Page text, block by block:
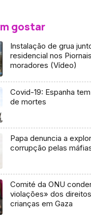
gostar
Instalação de grua
residencial nos
moradores (Vídeo)
Covid-19: Espanha
de mortes
Papa denuncia a
corrupção pelas
Comité da ONU
violações» dos
crianças em Gaza